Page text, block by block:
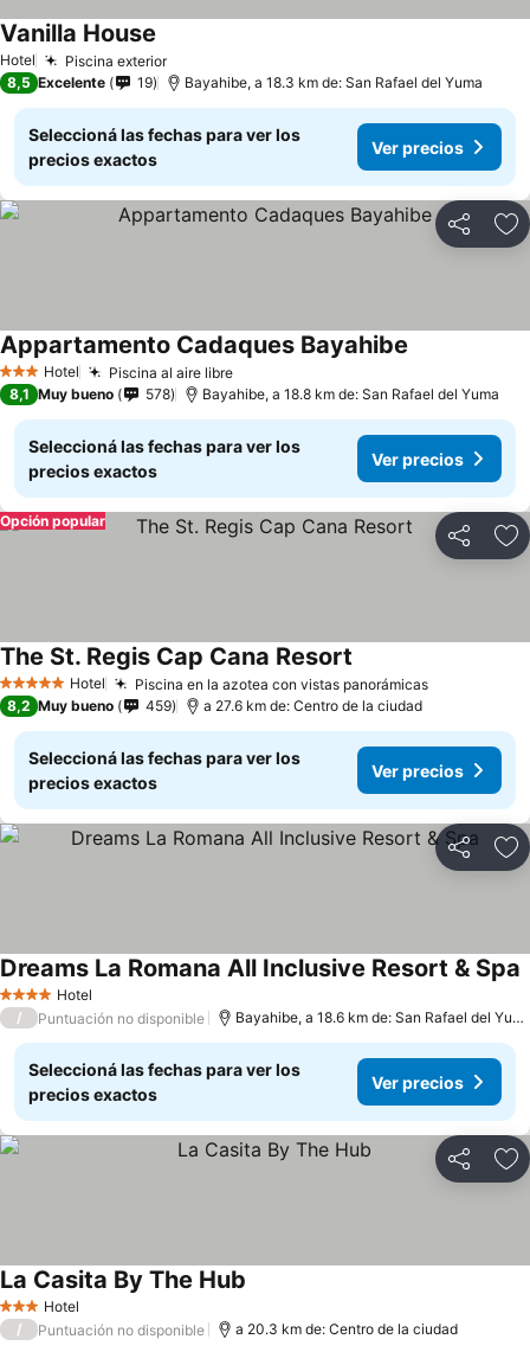
Hotel Piscina exterior
Vanilla House
8,5 Excelente 19 Bayahibe, a 18.3 km de: San Rafael del Yuma
Seleccioná las fechas para ver los
precios exactos
Ver precios
Compartir
3 Estrellas
Hotel Piscina al aire libre
Appartamento Cadaques Bayahibe
8,1 Muy bueno 578 Bayahibe, a 18.8 km de: San Rafael del Yuma
Seleccioná las fechas para ver los
precios exactos
Ver precios
Compartir
Opción popular
5 Estrellas Hotel Piscina en la azotea con vistas panorámicas
The St. Regis Cap Cana Resort
8,2 Muy bueno 459 a 27.6 km de: Centro de la ciudad
Seleccioná las fechas para ver los
precios exactos
Ver precios
Compartir
4 EstrellasHotel
Dreams La Romana All Inclusive Resort & Spa
/ Puntuación no disponible Bayahibe, a 18.6 km de: San Rafael del Yuma
Seleccioná las fechas para ver los
precios exactos
Ver precios
Compartir
3 Estrellas
Hotel
La Casita By The Hub
/ Puntuación no disponible a 20.3 km de: Centro de la ciudad